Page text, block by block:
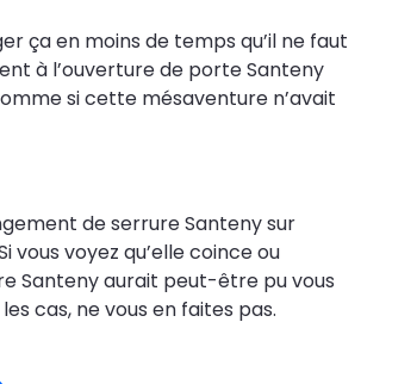
ça en moins de temps qu’il ne faut
à l’ouverture de porte Santeny
si cette mésaventure n’avait
de serrure Santeny sur
voyez qu’elle coince ou
Santeny aurait peut-être pu vous
cas, ne vous en faites pas.